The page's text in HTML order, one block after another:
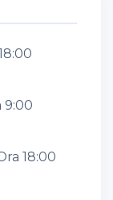
9:00
18:00